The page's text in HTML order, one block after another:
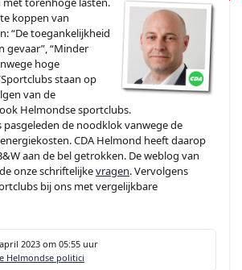
koppen van
“De toegankelijkheid
gevaar”, “Minder
hoge
staan op
van de
Helmondse sportclubs.
pasgeleden de noodklok vanwege de
CDA Helmond heeft daarop
aan de bel getrokken. De weblog van
onze schriftelijkevragen. Vervolgens
bij ons met vergelijkbare
2023om 05:55 uur
Helmondse politici